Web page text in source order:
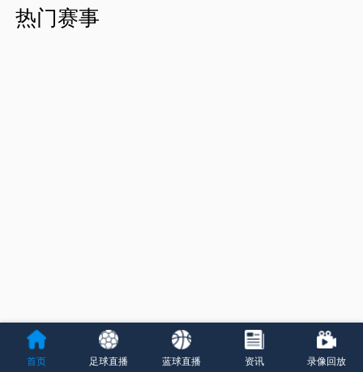
热门赛事
首页 足球直播 蓝球直播 资讯 录像回放